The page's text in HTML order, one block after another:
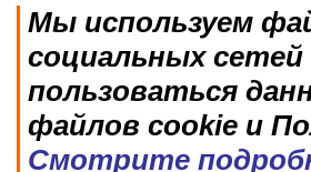
Мы используем
социальных
пользоваться
файлов cookie и
Смотрите